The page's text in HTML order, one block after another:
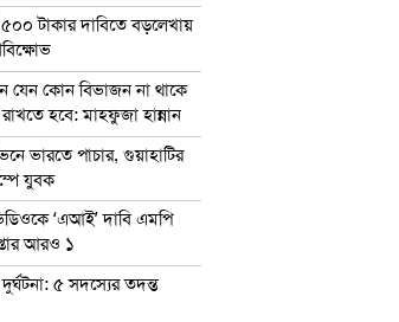
টাকার দাবিতে বড়লেখায়
যেন কোন বিভাজন না থাকে
হবে: মাহফুজা হান্নান
ভারতে পাচার, গুয়াহাটির
যুবক
‘এআই’ দাবি এমপি
আরও ১
৫ সদস্যের তদন্ত